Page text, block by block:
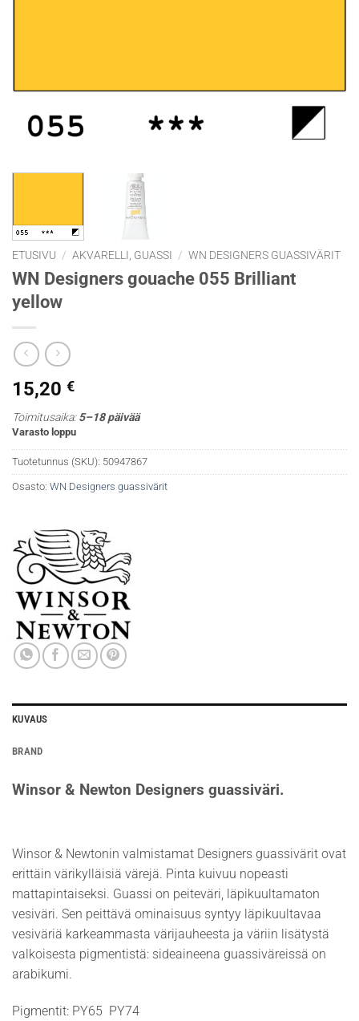
ETUSIVU / AKVARELLI, GUASSI / WN DESIGNERS GUASSIVÄRIT
WN Designers gouache 055 Brilliant
yellow
15,20 €
Toimitusaika:5–18 päivää
Varasto loppu
Tuotetunnus (SKU): 50947867
Osasto: WN Designers guassivärit
KUVAUS
BRAND
Winsor & Newton Designers guassiväri.
Winsor & Newtonin valmistamat Designers guassivärit ovat
erittäin värikylläisiä värejä. Pinta kuivuu nopeasti
mattapintaiseksi. Guassi on peiteväri, läpikuultamaton
vesiväri. Sen peittävä ominaisuus syntyy läpikuultavaa
vesiväriä karkeammasta värijauheesta ja väriin lisätystä
valkoisesta pigmentistä: sideaineena guassiväreissä on
arabikumi.
Pigmentit: PY65 PY74